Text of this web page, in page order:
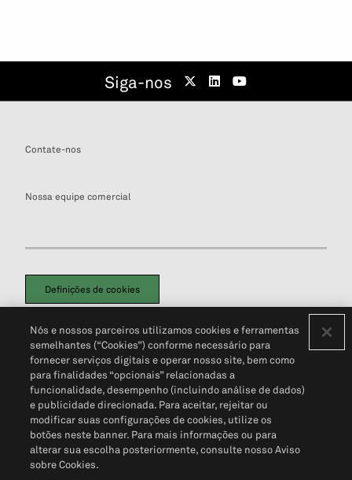
Siga-nos
Contate-nos
Nossa equipe comercial
Definições de cookies
Política de PrivacidadePortal de privacidade do cliente (em inglês)
Não Venda Minhas Informações Pessoais© 2026 S&P Global
Nós e nossos parceiros utilizamos cookies e ferramentas
semelhantes (“Cookies”) conforme necessário para
fornecer serviços digitais e operar nosso site, bem como
para finalidades “opcionais” relacionadas a
funcionalidade, desempenho (incluindo análise de dados)
e publicidade direcionada. Para aceitar, rejeitar ou
modificar suas configurações de cookies, utilize os
botões neste banner. Para mais informações ou para
alterar sua escolha posteriormente, consulte nosso Aviso
sobre Cookies.